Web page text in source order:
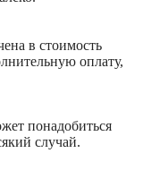
в стоимость
оплату,
понадобиться
случай.